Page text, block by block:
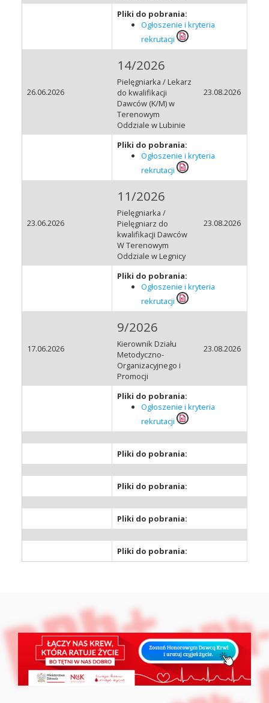
Pliki do pobrania:
Ogłoszenie i kryteria
rekrutacji
26.06.2026
14/2026
Pielęgniarka / Lekarz
do kwalifikacji
Dawców (K/M) w
Terenowym
Oddziale w Lubinie
23.08.2026
Pliki do pobrania:
Ogłoszenie i kryteria
rekrutacji
23.06.2026
11/2026
Pielęgniarka /
Pielęgniarz do
kwalifikacji Dawców
W Terenowym
Oddziale w Legnicy
23.08.2026
Pliki do pobrania:
Ogłoszenie i kryteria
rekrutacji
17.06.2026
9/2026
Kierownik Działu
Metodyczno-
Organizacyjnego i
Promocji
23.08.2026
Pliki do pobrania:
Ogłoszenie i kryteria
rekrutacji
Pliki do pobrania:
Pliki do pobrania:
Pliki do pobrania:
Pliki do pobrania: